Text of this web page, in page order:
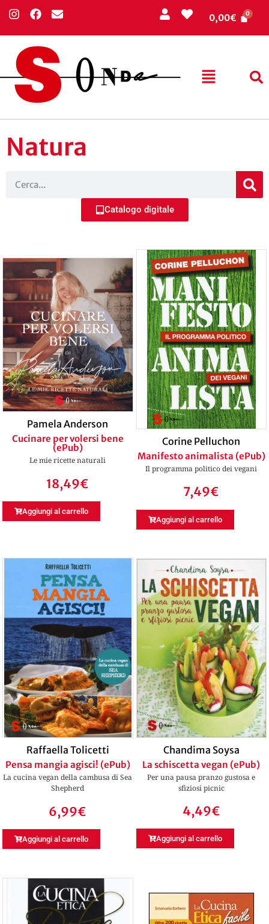
0,00€
Natura
Catalogo digitale
Pamela Anderson
Cucinare per volersi bene
(ePub)
Le mie ricette naturali
18,49€
Aggiungi al carrello
Corine Pelluchon
Manifesto animalista (ePub)
Il programma politico dei vegani
7,49€
Aggiungi al carrello
Raffaella Tolicetti
Pensa mangia agisci! (ePub)
La cucina vegan della cambusa di Sea
Shepherd
6,99€
Aggiungi al carrello
Chandima Soysa
La schiscetta vegan (ePub)
Per una pausa pranzo gustosa e
sfiziosi picnic
4,49€
Aggiungi al carrello